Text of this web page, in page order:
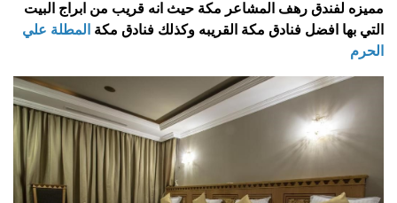
مميزه لفندق رهف المشاعر مكة حيث انه قريب من ابراج البيت
التي بها افضل فنادق مكة القريبه وكذلك فنادق مكة المطلة علي
الحرم